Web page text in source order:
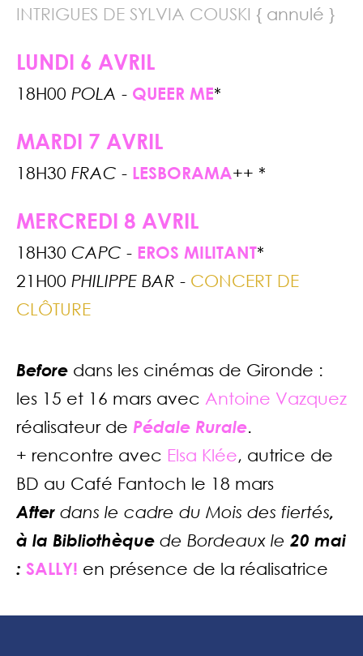
INTRIGUES DE SYLVIA COUSKI { annulé }
LUNDI 6 AVRIL
18H00 POLA - QUEER ME*
MARDI 7 AVRIL
18H30 FRAC - LESBORAMA++ *
MERCREDI 8 AVRIL
18H30 CAPC - EROS MILITANT*
21H00 PHILIPPE BAR - CONCERT DE
CLÔTURE
Before dans les cinémas de Gironde :
les 15 et 16 mars avec Antoine Vazquez
réalisateur de Pédale Rurale.
+ rencontre avec Elsa Klée, autrice de
BD au Café Fantoch le 18 mars
After dans le cadre du Mois des fiertés,
à la Bibliothèque de Bordeaux le 20 mai
: SALLY! en présence de la réalisatrice